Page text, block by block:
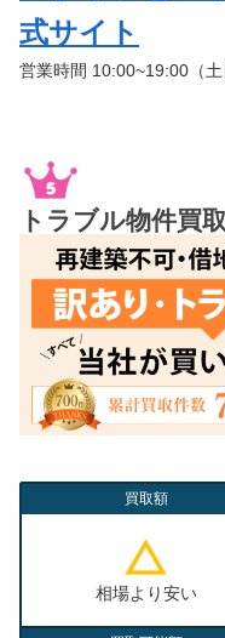
式サイト
営業時間 10:00~19:00（土
トラブル物件買
買取額
相場より安い